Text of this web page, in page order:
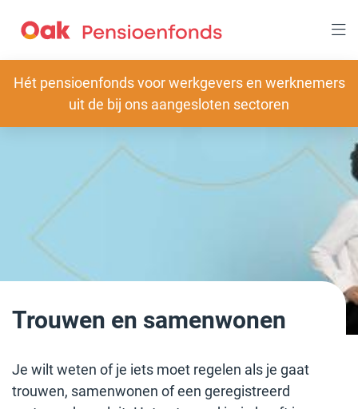
naar
gaan
Slogan
Hét pensioenfonds voor werkgevers en werknemers
uit de bij ons aangesloten sectoren
Trouwen en samenwonen
Je wilt weten of je iets moet regelen als je gaat
trouwen, samenwonen of een geregistreerd